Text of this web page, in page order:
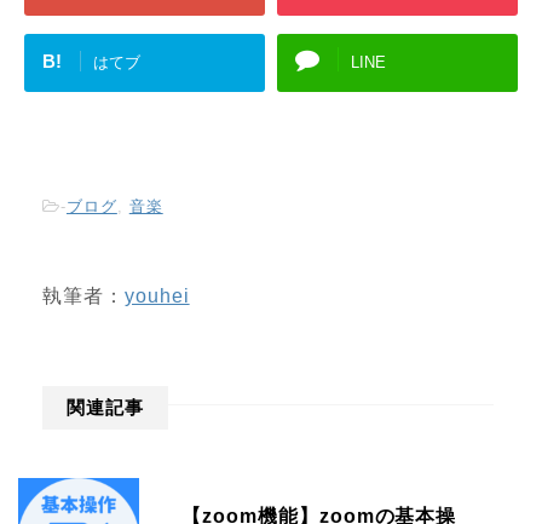
B! はてブ LINE
-ブログ 音楽
執筆者： youhei
関連記事
【zoom機能】zoomの基本操